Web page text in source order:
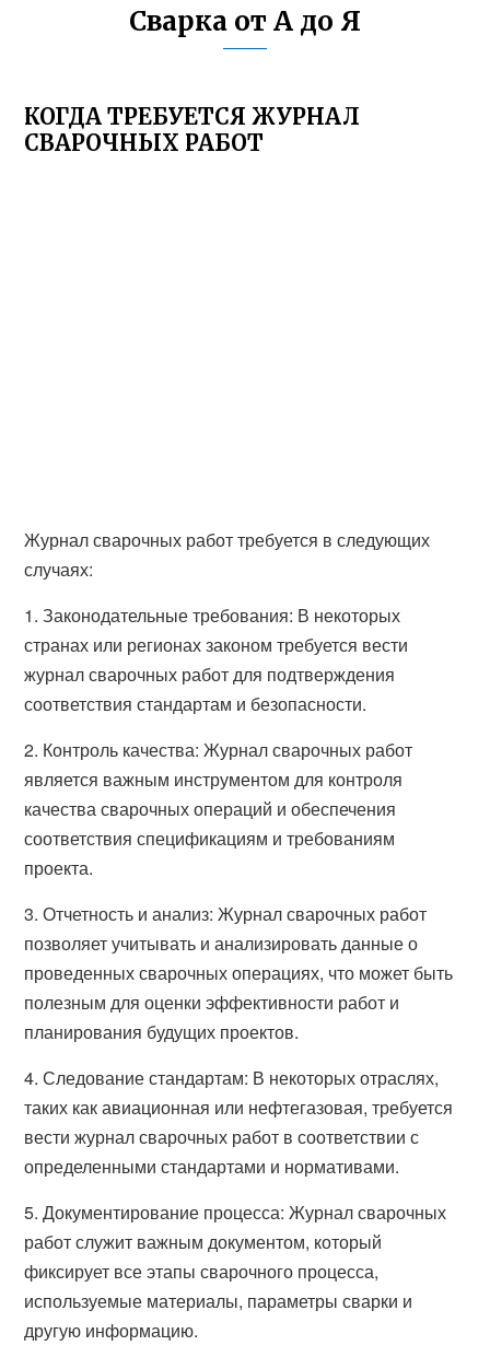
Сварка от А до Я
КОГДА ТРЕБУЕТСЯ ЖУРНАЛ
СВАРОЧНЫХ РАБОТ
Журнал сварочных работ требуется в следующих
случаях:
1. Законодательные требования: В некоторых
странах или регионах законом требуется вести
журнал сварочных работ для подтверждения
соответствия стандартам и безопасности.
2. Контроль качества: Журнал сварочных работ
является важным инструментом для контроля
качества сварочных операций и обеспечения
соответствия спецификациям и требованиям
проекта.
3. Отчетность и анализ: Журнал сварочных работ
позволяет учитывать и анализировать данные о
проведенных сварочных операциях, что может быть
полезным для оценки эффективности работ и
планирования будущих проектов.
4. Следование стандартам: В некоторых отраслях,
таких как авиационная или нефтегазовая, требуется
вести журнал сварочных работ в соответствии с
определенными стандартами и нормативами.
5. Документирование процесса: Журнал сварочных
работ служит важным документом, который
фиксирует все этапы сварочного процесса,
используемые материалы, параметры сварки и
другую информацию.